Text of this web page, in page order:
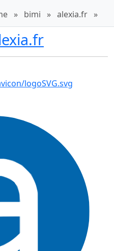
» bimi » alexia.fr »
logoSVG.svg